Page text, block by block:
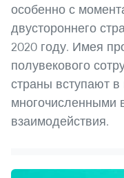
особенно с
двустороннего
2020 году. Имея
полувекового
страны вступают
многочисленными
взаимодействия.